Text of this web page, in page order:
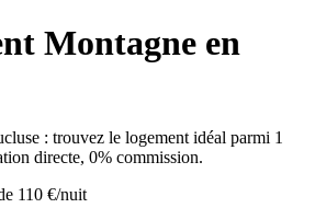
Montagne en
: trouvez le logement idéal parmi 1
directe, 0% commission.
110 €/nuit